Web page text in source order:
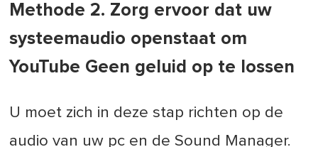
Methode 2. Zorg ervoor dat uw
systeemaudio openstaat om
YouTube Geen geluid op te lossen
U moet zich in deze stap richten op de
audio van uw pc en de Sound Manager.